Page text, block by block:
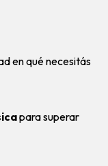
en qué necesitás
para superar